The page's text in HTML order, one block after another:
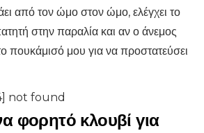
από τον ώμο στον ώμο, ελέγχει το
στην παραλία και αν ο άνεμος
πουκάμισό μου για να προστατεύσει
not found
φορητό κλουβί για